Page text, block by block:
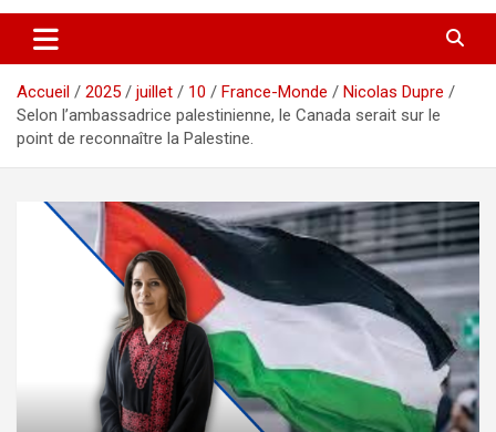
Accueil 2025 juillet 10 France-Monde
Nicolas Dupre
Selon l’ambassadrice palestinienne, le Canada serait sur le
point de reconnaître la Palestine.